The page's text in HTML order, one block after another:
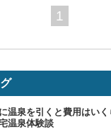
1
温泉を引くと費用はい
温泉体験談